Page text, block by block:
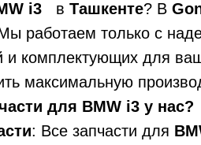
i3 в Ташкенте? В
работаем только с
и комплектующих для
максимальную
для BMW i3 у нас?
: Все запчасти для